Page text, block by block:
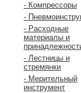
- Компрессоры
-
- Расходные
материалы и
- Лестницы и
стремянки
- Мерительный
инструмент